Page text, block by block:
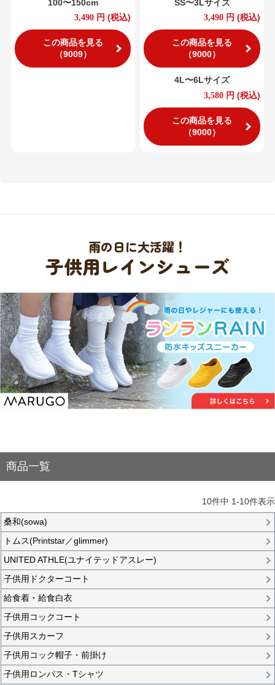
100〜150cm
3,490 円 (税込)
この商品を見る
（9009）
SS〜3Lサイズ
3,490 円 (税込)
この商品を見る
（9000）
4L〜6Lサイズ
3,580 円 (税込)
この商品を見る
（9000）
雨の日に大活躍！
子供用レインシューズ
商品一覧
10件中 1-10件表示
桑和(sowa)
トムス(Printstar／glimmer)
UNITED ATHLE(ユナイテッドアスレー)
子供用ドクターコート
給食着・給食白衣
子供用コックコート
子供用スカーフ
子供用コック帽子・前掛け
子供用ロンパス・Tシャツ